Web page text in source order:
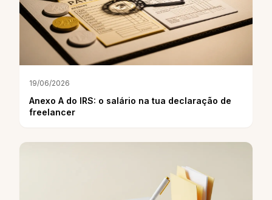
19/06/2026
Anexo A do IRS: o salário na tua declaração de
freelancer